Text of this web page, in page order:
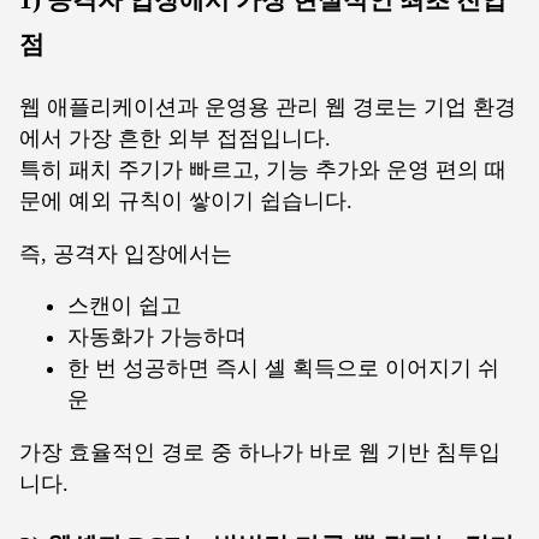
점
웹 애플리케이션과 운영용 관리 웹 경로는 기업 환경
에서 가장 흔한 외부 접점입니다.
특히 패치 주기가 빠르고, 기능 추가와 운영 편의 때
문에 예외 규칙이 쌓이기 쉽습니다.
즉, 공격자 입장에서는
스캔이 쉽고
자동화가 가능하며
한 번 성공하면 즉시 셸 획득으로 이어지기 쉬
운
가장 효율적인 경로 중 하나가 바로 웹 기반 침투입
니다.